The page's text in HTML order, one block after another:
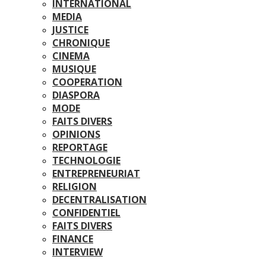
INTERNATIONAL
MEDIA
JUSTICE
CHRONIQUE
CINEMA
MUSIQUE
COOPERATION
DIASPORA
MODE
FAITS DIVERS
OPINIONS
REPORTAGE
TECHNOLOGIE
ENTREPRENEURIAT
RELIGION
DECENTRALISATION
CONFIDENTIEL
FAITS DIVERS
FINANCE
INTERVIEW